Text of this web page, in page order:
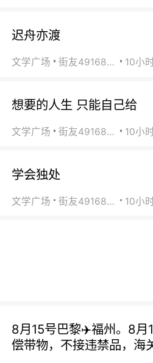
迟舟亦渡
文学广场 街友49168527 10小
想要的人生 只能自己给
文学广场 街友49168527 10小
学会独处
文学广场 街友49168527 10小
8月15号巴黎✈️福州。8月
偿带物，不接违禁品，海